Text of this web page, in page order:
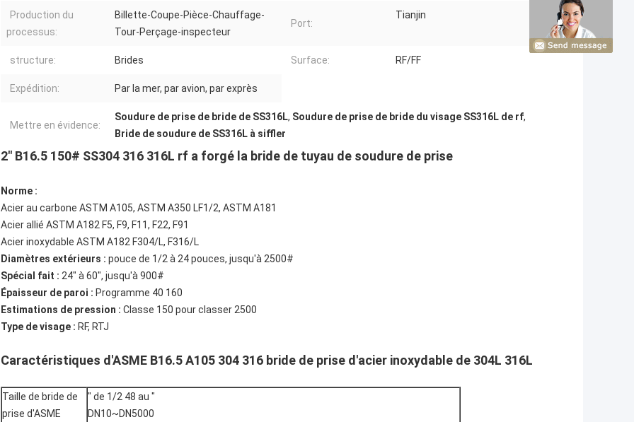
Production du
processus:
Billette-Coupe-Pièce-Chauffage-
Tour-Perçage-inspecteur
Port:
Tianjin
structure: Brides Surface: RF/FF
Expédition: Par la mer, par avion, par exprès
Mettre en évidence:
Soudure de prise de bride de SS316L, Soudure de prise de bride du visage SS316L de rf,
Bride de soudure de SS316L à siffler
2" B16.5 150# SS304 316 316L rf a forgé la bride de tuyau de soudure de prise
Norme :
Acier au carbone ASTM A105, ASTM A350 LF1/2, ASTM A181
Acier allié ASTM A182 F5, F9, F11, F22, F91
Acier inoxydable ASTM A182 F304/L, F316/L
Diamètres extérieurs : pouce de 1/2 à 24 pouces, jusqu'à 2500#
Spécial fait : 24" à 60", jusqu'à 900#
Épaisseur de paroi : Programme 40 160
Estimations de pression : Classe 150 pour classer 2500
Type de visage : RF, RTJ
Caractéristiques d'ASME B16.5 A105 304 316 bride de prise d'acier inoxydable de 304L 316L
Taille de bride de
prise d'ASME
″ de 1/2 48 au ″
DN10~DN5000